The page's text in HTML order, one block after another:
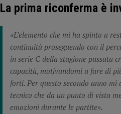
La prima riconferma è
«L’elemento che mi ha spinto a
continuità proseguendo con il
in serie C della stagione passata
capacità, motivandomi a fare di
forti. Per questo secondo anno
tecnico che da un punto di vista
emozioni durante le partite».